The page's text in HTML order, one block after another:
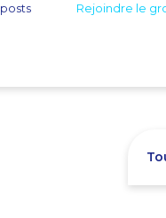
posts Rejoindre le